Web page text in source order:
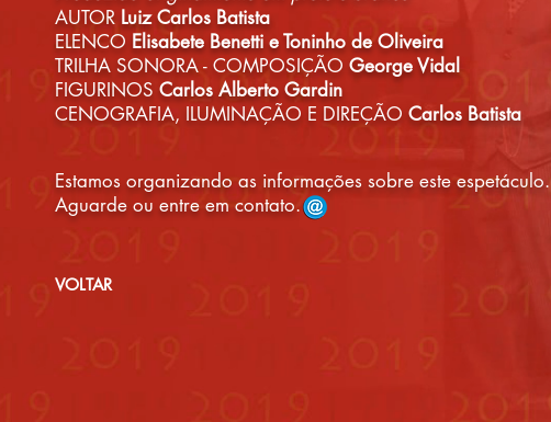
AUTOR Luiz Carlos Batista
ELENCO Elisabete Benetti e Toninho de Oliveira
TRILHA SONORA - COMPOSIÇÃO George Vidal
FIGURINOS Carlos Alberto Gardin
CENOGRAFIA, ILUMINAÇÃO E DIREÇÃO Carlos Batista
Estamos organizando as informações sobre este espetáculo.
Aguarde ou entre em contato.
VOLTAR